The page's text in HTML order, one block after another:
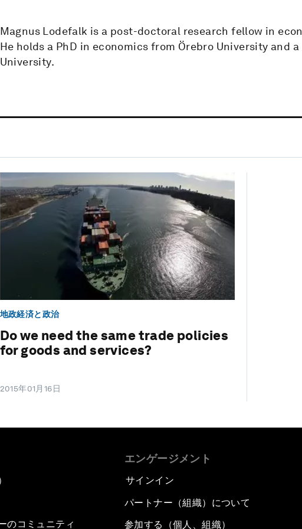
Magnus Lodefalk is a post-doctoral research fellow in
He holds a PhD in economics from Örebro University and
University.
地政経済と政治
Do we need the same trade policies
for goods and services?
2015年01月16日
のコミュニティ
エンゲージメント
サインイン
パートナー（組織）について
参加する（個人、組織）